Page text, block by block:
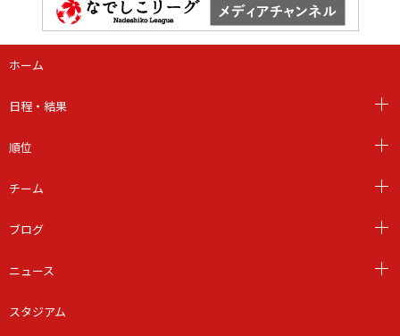
ホーム
日程・結果
順位
チーム
ブログ
ニュース
スタジアム